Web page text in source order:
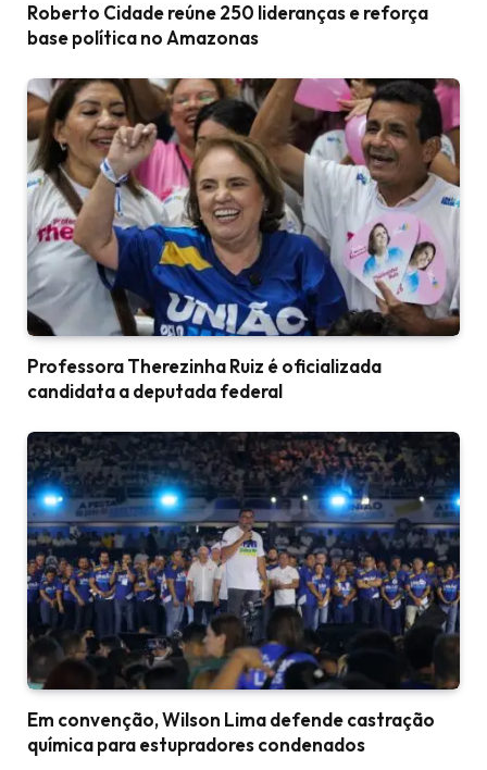
Roberto Cidade reúne 250 lideranças e reforça
base política no Amazonas
Professora Therezinha Ruiz é oficializada
candidata a deputada federal
Em convenção, Wilson Lima defende castração
química para estupradores condenados